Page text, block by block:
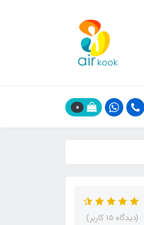
0
(دیدگاه 15 کاربر)